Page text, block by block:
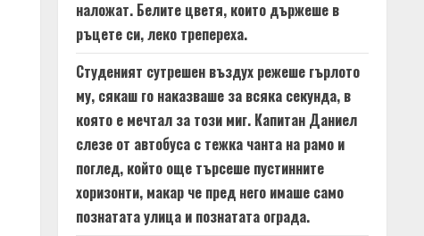
наложат. Белите цветя, които държеше в
ръцете си, леко трепереха.
Студеният сутрешен въздух режеше гърлото
му, сякаш го наказваше за всяка секунда, в
която е мечтал за този миг. Капитан Даниел
слезе от автобуса с тежка чанта на рамо и
поглед, който още търсеше пустинните
хоризонти, макар че пред него имаше само
познатата улица и познатата ограда.